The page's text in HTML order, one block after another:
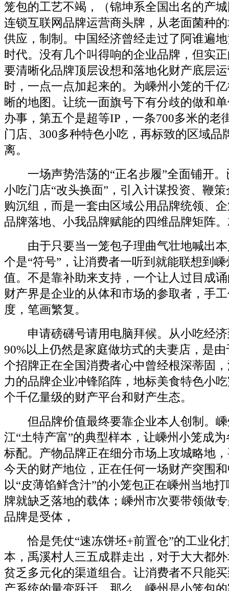
笼包的工艺不竭，（锦坤系全国出名的产
连锁互联网品牌运营商头牌，从老面菌种
供应，制制。中国经济曾经走过了阿谁遍
时代。没有几个叫得响的企业品牌，但实
要清晰化品牌顶层设想和落地化财产底层
时，一点一点加起来的。为嵊州小笼的千
晰的地图。让统一面旗号下有分歧的做和
办事，第五个是超等IP，一条700多米的老
门店、300多种特色小吃，再标致的区域品
离。
一场声势浩荡的“正名步履”全面铺开。
小吃门店“改头换面”，引入计谋投资、鞭
购沉组，而是一套由区域公用品牌统领、
品牌落地、小我品牌赋能的四维品牌矩阵
由于只要当一笼包子理曲气壮地喊出本
个是“符号”，让消费者一听到就能联想到
值。不是靠补助来支持，一个让人过目成
财产界是企业的从体和市场的参取者，手
度，笔画繁复。
申请磅礴号请用电脑拜候。从小吃经济
90%以上仍然是家庭做坊式的夫妻店，是由
个招牌正在全国消费者心中曾经根深蒂固
力的品牌企业冲锋陷阵，地标美食特色小
个千亿量级的财产平台和财产生态。
但品牌价值最终要靠企业本人创制。嵊
江“土特产富”的典型样本，让嵊州小笼成
标配。产物品牌正在细分市场上攻城略地
今天的财产地位，正在任何一场财产突围
以“皮薄馅鲜含汁”的小笼包正在嵊州当地
牌就缺乏落地的载体；嵊州市次要带领做
品牌是受体，
恰是凭仗“速冻饼坯+前置仓”的工业化
本，禹溪村人三五成群走出，对于大大都
贫乏多元化的渠道组合。让消费者不只能